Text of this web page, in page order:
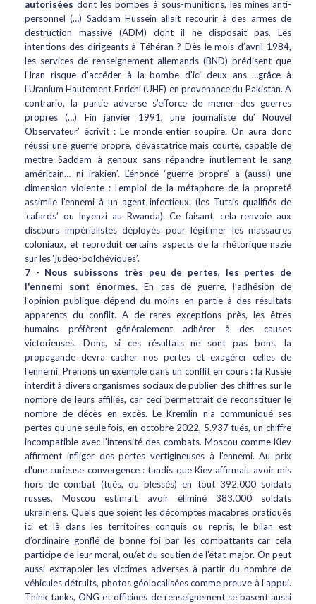
autorisées dont les bombes à sous-munitions, les mines anti-
personnel (…) Saddam Hussein allait recourir à des armes de
destruction massive (ADM) dont il ne disposait pas. Les
intentions des dirigeants à Téhéran ? Dès le mois d’avril 1984,
les services de renseignement allemands (BND) prédisent que
l'Iran risque d’accéder à la bombe d'ici deux ans …grâce à
l'Uranium Hautement Enrichi (UHE) en provenance du Pakistan. A
contrario, la partie adverse s’efforce de mener des guerres
propres (…) Fin janvier 1991, une journaliste du’ Nouvel
Observateur’ écrivit : Le monde entier soupire. On aura donc
réussi une guerre propre, dévastatrice mais courte, capable de
mettre Saddam à genoux sans répandre inutilement le sang
américain… ni irakien’. L’énoncé ‘guerre propre’ a (aussi) une
dimension violente : l’emploi de la métaphore de la propreté
assimile l’ennemi à un agent infectieux. (les Tutsis qualifiés de
‘cafards’ ou Inyenzi au Rwanda). Ce faisant, cela renvoie aux
discours impérialistes déployés pour légitimer les massacres
coloniaux, et reproduit certains aspects de la rhétorique nazie
sur les ‘judéo-bolchéviques’.
7 - Nous subissons très peu de pertes, les pertes de
l'ennemi sont énormes. En cas de guerre, l’adhésion de
l’opinion publique dépend du moins en partie à des résultats
apparents du conflit. A de rares exceptions près, les êtres
humains préfèrent généralement adhérer à des causes
victorieuses. Donc, si ces résultats ne sont pas bons, la
propagande devra cacher nos pertes et exagérer celles de
l’ennemi. Prenons un exemple dans un conflit en cours : la Russie
interdit à divers organismes sociaux de publier des chiffres sur le
nombre de leurs affiliés, car ceci permettrait de reconstituer le
nombre de décès en excès. Le Kremlin n'a communiqué ses
pertes qu'une seule fois, en octobre 2022, 5.937 tués, un chiffre
incompatible avec l'intensité des combats. Moscou comme Kiev
affirment infliger des pertes vertigineuses à l'ennemi. Au prix
d'une curieuse convergence : tandis que Kiev affirmait avoir mis
hors de combat (tués, ou blessés) en tout 392.000 soldats
russes, Moscou estimait avoir éliminé 383.000 soldats
ukrainiens. Quels que soient les décomptes macabres pratiqués
ici et là dans les territoires conquis ou repris, le bilan est
d’ordinaire gonflé de bonne foi par les combattants car cela
participe de leur moral, ou/et du soutien de l'état-major. On peut
aussi extrapoler les victimes adverses à partir du nombre de
véhicules détruits, photos géolocalisées comme preuve à l'appui.
Think tanks, ONG et officines de renseignement se basent aussi